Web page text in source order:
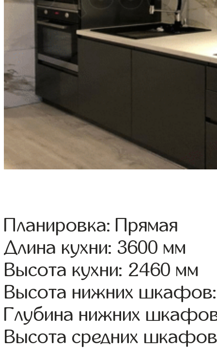
Планировка: Прямая
Длина кухни: 3600 мм
Высота кухни: 2460 мм
Высота нижних
Глубина нижних
Высота средних